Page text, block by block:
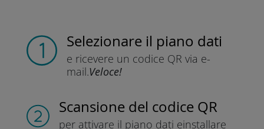
Selezionare il piano dati
e ricevere un codice QR via e-
mail.Veloce!
Scansione del codice QR
per attivare il piano dati einstallare